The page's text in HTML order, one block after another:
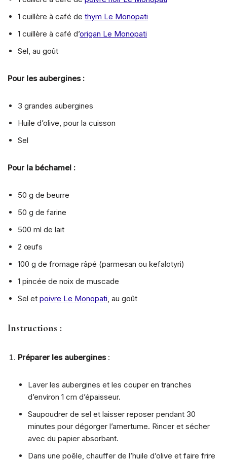
1 cuillère à café de thym Le Monopati
1 cuillère à café d’origan Le Monopati
Sel, au goût
Pour les aubergines :
3 grandes aubergines
Huile d’olive, pour la cuisson
Sel
Pour la béchamel :
50 g de beurre
50 g de farine
500 ml de lait
2 œufs
100 g de fromage râpé (parmesan ou kefalotyri)
1 pincée de noix de muscade
Sel et poivre Le Monopati, au goût
Instructions :
Préparer les aubergines:
Laver les aubergines et les couper en tranches
d’environ 1 cm d’épaisseur.
Saupoudrer de sel et laisser reposer pendant 30
minutes pour dégorger l’amertume. Rincer et sécher
avec du papier absorbant.
Dans une poêle, chauffer de l’huile d’olive et faire frire